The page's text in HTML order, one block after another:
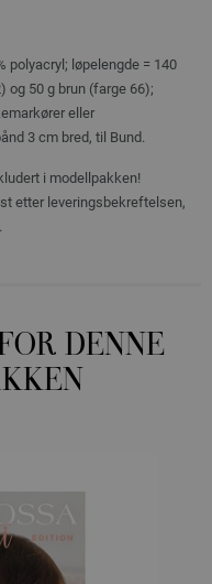
polyacryl; løpelengde = 140
og 50 g brun (farge 66);
eller
3 cm bred, til Bund.
i modellpakken!
etter leveringsbekreftelsen,
DENNE